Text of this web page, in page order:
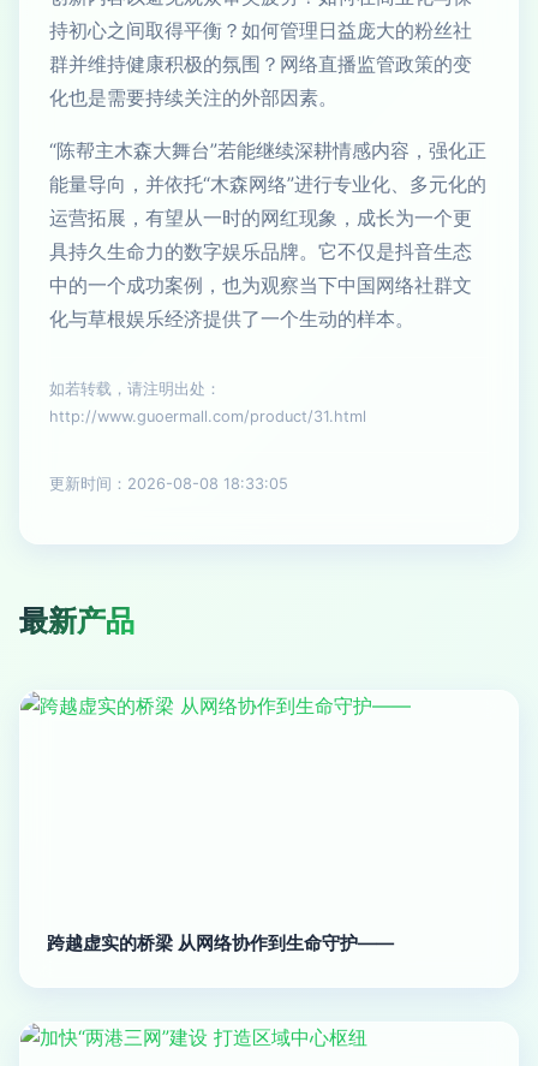
持初心之间取得平衡？如何管理日益庞大的粉丝社
群并维持健康积极的氛围？网络直播监管政策的变
化也是需要持续关注的外部因素。
“陈帮主木森大舞台”若能继续深耕情感内容，强化正
能量导向，并依托“木森网络”进行专业化、多元化的
运营拓展，有望从一时的网红现象，成长为一个更
具持久生命力的数字娱乐品牌。它不仅是抖音生态
中的一个成功案例，也为观察当下中国网络社群文
化与草根娱乐经济提供了一个生动的样本。
如若转载，请注明出处：
http://www.guoermall.com/product/31.html
更新时间：2026-08-08 18:33:05
最新产品
跨越虚实的桥梁 从网络协作到生命守护——